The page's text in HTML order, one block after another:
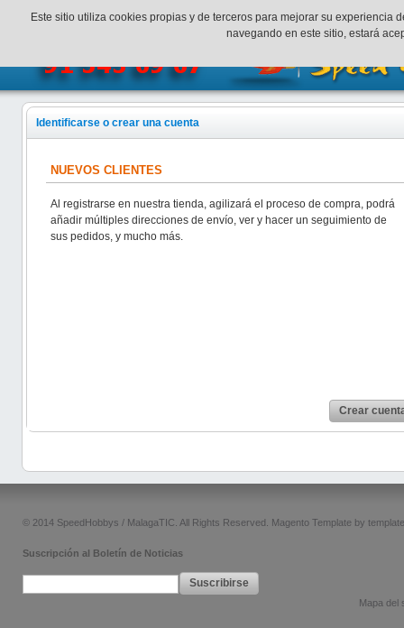
¡Bienvenidos a SpeedHobbys! Mi cuenta Finalizar
Identificarse o crear una cuenta
NUEVOS CLIENTES
Al registrarse en nuestra tienda, agilizará el proceso de compra, podrá
añadir múltiples direcciones de envío, ver y hacer un seguimiento de
sus pedidos, y mucho más.
Crear
© 2014 SpeedHobbys / MalagaTIC. All Rights Reserved. Magento Template by
Suscripción al Boletín de Noticias
Suscribirse
Mapa del
Este sitio utiliza cookies propias y de terceros para mejorar su
navegando en este sitio, estará